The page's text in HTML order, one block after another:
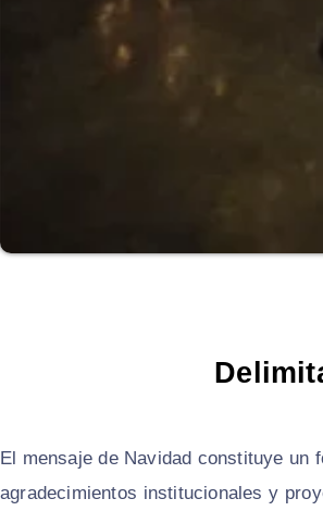
El mensaje de Navidad constituye un
agradecimientos institucionales y